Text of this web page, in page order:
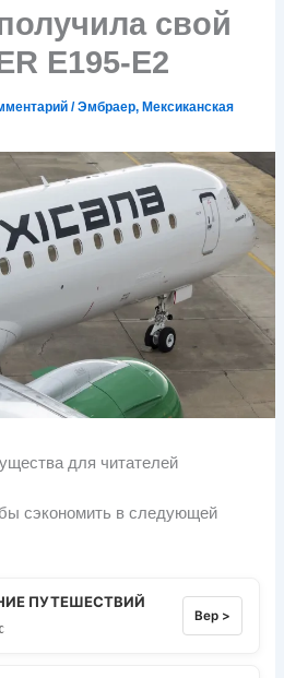
свой
E195-E2
/Эмбраер, Мексиканская
для читателей
сэкономить в следующей
ПУТЕШЕСТВИЙ
Вер >